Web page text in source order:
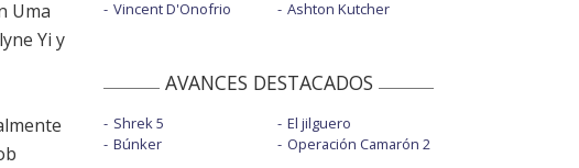
Uma
Yi y
Vincent D'Onofrio
Ashton Kutcher
AVANCES DESTACADOS
Shrek 5
Búnker
El jilguero
Operación Camarón 2